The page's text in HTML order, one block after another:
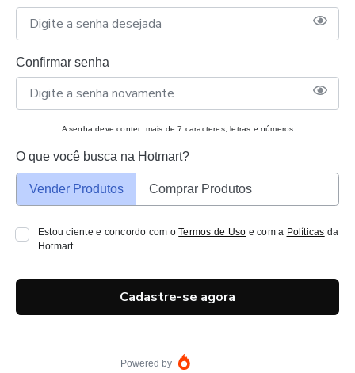
Confirmar senha
A senha deve conter: mais de 7 caracteres, letras e números
O que você busca na Hotmart?
Vender Produtos Comprar Produtos
Estou ciente e concordo com oTermos de Uso e com a Políticas da
Hotmart.
Cadastre-se agora
Powered by